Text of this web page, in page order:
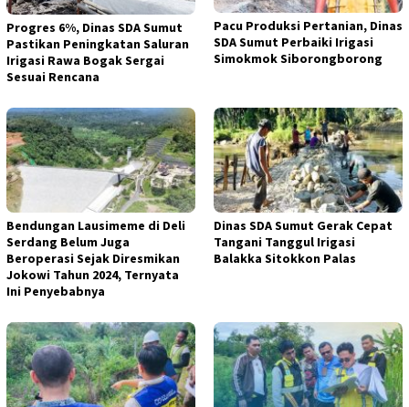
Progres 6%, Dinas SDA Sumut
Pastikan Peningkatan Saluran
Irigasi Rawa Bogak Sergai
Sesuai Rencana
Pacu Produksi Pertanian, Dinas
SDA Sumut Perbaiki Irigasi
Simokmok Siborongborong
Bendungan Lausimeme di Deli
Serdang Belum Juga
Beroperasi Sejak Diresmikan
Jokowi Tahun 2024, Ternyata
Ini Penyebabnya
Dinas SDA Sumut Gerak Cepat
Tangani Tanggul Irigasi
Balakka Sitokkon Palas